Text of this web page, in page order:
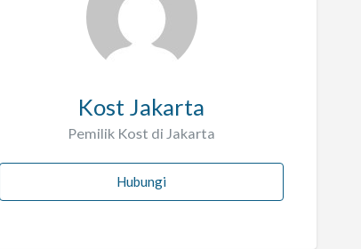
Kost Jakarta
Pemilik Kost di Jakarta
Hubungi